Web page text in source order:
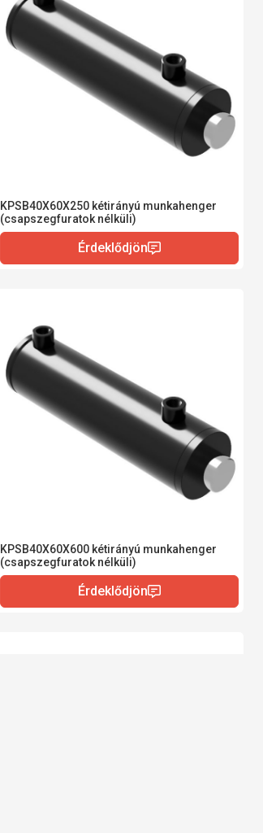
KPSB40X60X250 kétirányú munkahenger
(csapszegfuratok nélküli)
KPSB40X60X600 kétirányú munkahenger
(csapszegfuratok nélküli)